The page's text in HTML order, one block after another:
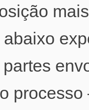
partes